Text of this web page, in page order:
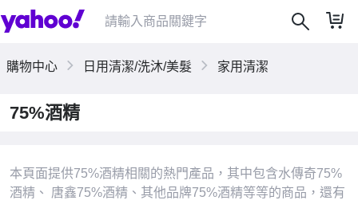
購物中心 日用清潔/洗沐/美髮 家用清潔
75%酒精
本頁面提供75%酒精相關的熱門產品，其中包含水傳奇75%
酒精、 唐鑫75%酒精、其他品牌75%酒精等等的商品，還有